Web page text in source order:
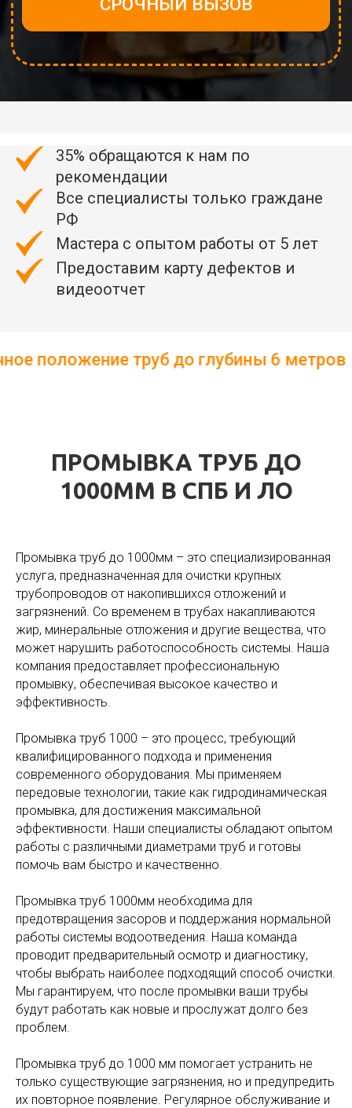
35% обращаются к нам по
рекомендации
Все специалисты только граждане
РФ
Мастера с опытом работы от 5 лет
Предоставим карту дефектов и
видеоотчет
до глубины 6 метров ┃ Уникальная
ПРОМЫВКА ТРУБ ДО
1000ММ В СПБ И ЛО
Промывка труб до 1000мм – это специализированная
услуга, предназначенная для очистки крупных
трубопроводов от накопившихся отложений и
загрязнений. Со временем в трубах накапливаются
жир, минеральные отложения и другие вещества, что
может нарушить работоспособность системы. Наша
компания предоставляет профессиональную
промывку, обеспечивая высокое качество и
эффективность.
Промывка труб 1000 – это процесс, требующий
квалифицированного подхода и применения
современного оборудования. Мы применяем
передовые технологии, такие как гидродинамическая
промывка, для достижения максимальной
эффективности. Наши специалисты обладают опытом
работы с различными диаметрами труб и готовы
помочь вам быстро и качественно.
Промывка труб 1000мм необходима для
предотвращения засоров и поддержания нормальной
работы системы водоотведения. Наша команда
проводит предварительный осмотр и диагностику,
чтобы выбрать наиболее подходящий способ очистки.
Мы гарантируем, что после промывки ваши трубы
будут работать как новые и прослужат долго без
проблем.
Промывка труб до 1000 мм помогает устранить не
только существующие загрязнения, но и предупредить
их повторное появление. Регулярное обслуживание и